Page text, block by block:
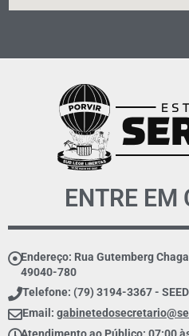
ENTRE EM
Endereço: Rua Gutemberg
49040-780
Telefone: (79) 3194-3367 - SEED
Email: